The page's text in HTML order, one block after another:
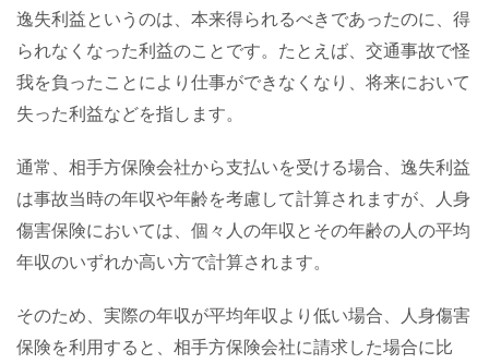
逸失利益というのは、本来得られるべきであったのに、得
られなくなった利益のことです。たとえば、交通事故で怪
我を負ったことにより仕事ができなくなり、将来において
失った利益などを指します。
通常、相手方保険会社から支払いを受ける場合、逸失利益
は事故当時の年収や年齢を考慮して計算されますが、人身
傷害保険においては、個々人の年収とその年齢の人の平均
年収のいずれか高い方で計算されます。
そのため、実際の年収が平均年収より低い場合、人身傷害
保険を利用すると、相手方保険会社に請求した場合に比